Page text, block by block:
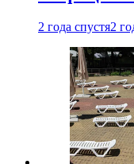
2 года спустя2